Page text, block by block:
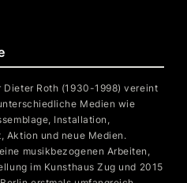
Dieter Roth (1930-1998) vereint
Medien wie
Installation,
Aktion und neue Medien.
musikbezogenen Arbeiten,
im Kunsthaus Zug und 2015